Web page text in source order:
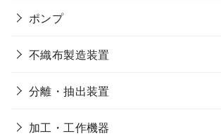
ポンプ
不織布製造装置
分離・抽出装置
加工・工作機器